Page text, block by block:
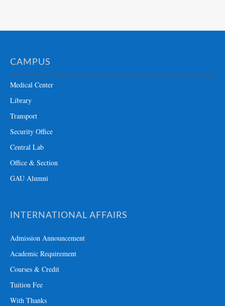
CAMPUS
Medical Center
Library
Transport
Security Office
Central Lab
Office & Section
GAU Alumni
INTERNATIONAL AFFAIRS
Admission Announcement
Academic Requirement
Courses & Credit
Tuition Fee
With Thanks